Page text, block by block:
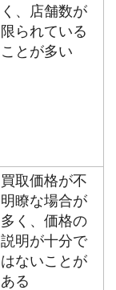
く、店舗数が
限られている
ことが多い
買取価格が不
明瞭な場合が
多く、価格の
説明が十分で
はないことが
ある